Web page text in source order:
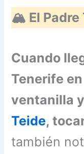
🏔️ El Padre
Cuando
Tenerife
ventanilla
Teide,
también